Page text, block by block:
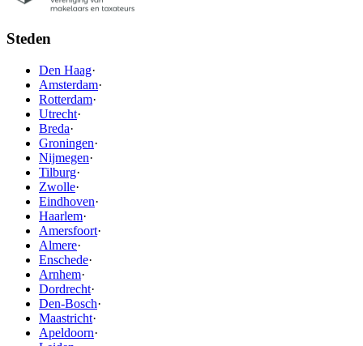
Steden
Den Haag·
Amsterdam·
Rotterdam·
Utrecht·
Breda·
Groningen·
Nijmegen·
Tilburg·
Zwolle·
Eindhoven·
Haarlem·
Amersfoort·
Almere·
Enschede·
Arnhem·
Dordrecht·
Den-Bosch·
Maastricht·
Apeldoorn·